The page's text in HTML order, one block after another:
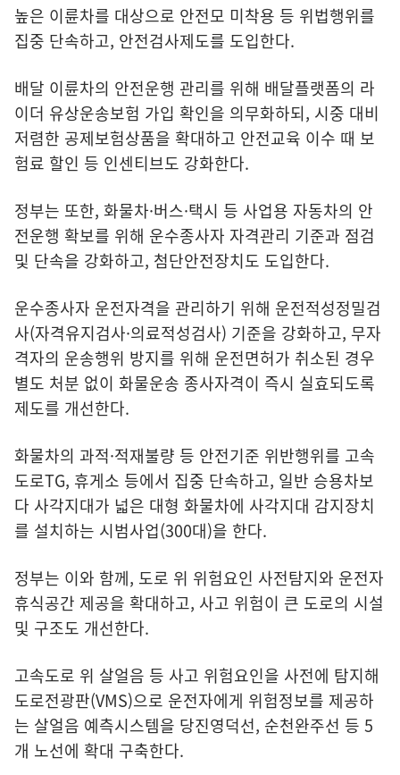
높은 이륜차를 대상으로 안전모 미착용 등 위법행위를
집중 단속하고, 안전검사제도를 도입한다.
배달 이륜차의 안전운행 관리를 위해 배달플랫폼의 라
이더 유상운송보험 가입 확인을 의무화하되, 시중 대비
저렴한 공제보험상품을 확대하고 안전교육 이수 때 보
험료 할인 등 인센티브도 강화한다.
정부는 또한, 화물차·버스·택시 등 사업용 자동차의 안
전운행 확보를 위해 운수종사자 자격관리 기준과 점검
및 단속을 강화하고, 첨단안전장치도 도입한다.
운수종사자 운전자격을 관리하기 위해 운전적성정밀검
사(자격유지검사·의료적성검사) 기준을 강화하고, 무자
격자의 운송행위 방지를 위해 운전면허가 취소된 경우
별도 처분 없이 화물운송 종사자격이 즉시 실효되도록
제도를 개선한다.
화물차의 과적·적재불량 등 안전기준 위반행위를 고속
도로TG, 휴게소 등에서 집중 단속하고, 일반 승용차보
다 사각지대가 넓은 대형 화물차에 사각지대 감지장치
를 설치하는 시범사업(300대)을 한다.
정부는 이와 함께, 도로 위 위험요인 사전탐지와 운전자
휴식공간 제공을 확대하고, 사고 위험이 큰 도로의 시설
및 구조도 개선한다.
고속도로 위 살얼음 등 사고 위험요인을 사전에 탐지해
도로전광판(VMS)으로 운전자에게 위험정보를 제공하
는 살얼음 예측시스템을 당진영덕선, 순천완주선 등 5
개 노선에 확대 구축한다.